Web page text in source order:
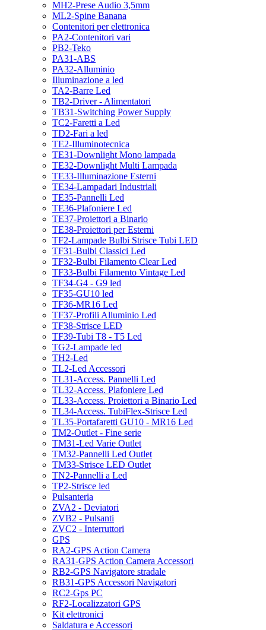
MH2-Prese Audio 3,5mm
ML2-Spine Banana
Contenitori per elettronica
PA2-Contenitori vari
PB2-Teko
PA31-ABS
PA32-Alluminio
Illuminazione a led
TA2-Barre Led
TB2-Driver - Alimentatori
TB31-Switching Power Supply
TC2-Faretti a Led
TD2-Fari a led
TE2-Illuminotecnica
TE31-Downlight Mono lampada
TE32-Downlight Multi Lampada
TE33-Illuminazione Esterni
TE34-Lampadari Industriali
TE35-Pannelli Led
TE36-Plafoniere Led
TE37-Proiettori a Binario
TE38-Proiettori per Esterni
TF2-Lampade Bulbi Strisce Tubi LED
TF31-Bulbi Classici Led
TF32-Bulbi Filamento Clear Led
TF33-Bulbi Filamento Vintage Led
TF34-G4 - G9 led
TF35-GU10 led
TF36-MR16 Led
TF37-Profili Alluminio Led
TF38-Strisce LED
TF39-Tubi T8 - T5 Led
TG2-Lampade led
TH2-Led
TL2-Led Accessori
TL31-Access. Pannelli Led
TL32-Access. Plafoniere Led
TL33-Access. Proiettori a Binario Led
TL34-Access. TubiFlex-Strisce Led
TL35-Portafaretti GU10 - MR16 Led
TM2-Outlet - Fine serie
TM31-Led Varie Outlet
TM32-Pannelli Led Outlet
TM33-Strisce LED Outlet
TN2-Pannelli a Led
TP2-Strisce led
Pulsanteria
ZVA2 - Deviatori
ZVB2 - Pulsanti
ZVC2 - Interruttori
GPS
RA2-GPS Action Camera
RA31-GPS Action Camera Accessori
RB2-GPS Navigatore stradale
RB31-GPS Accessori Navigatori
RC2-Gps PC
RF2-Localizzatori GPS
Kit elettronici
Saldatura e Accessori